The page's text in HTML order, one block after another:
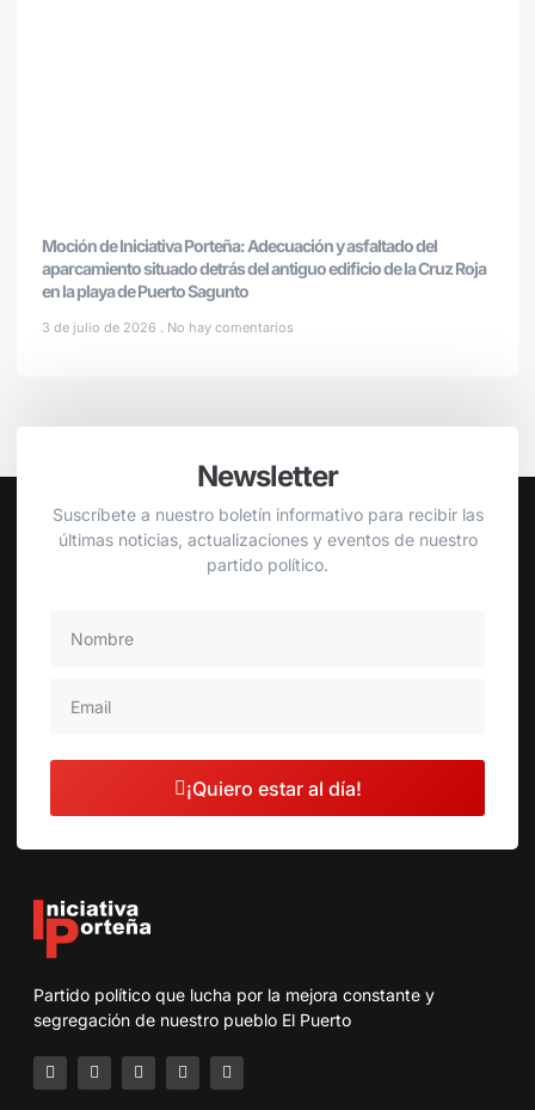
Moción de Iniciativa Porteña: Adecuación y asfaltado del
aparcamiento situado detrás del antiguo edificio de la Cruz Roja
en la playa de Puerto Sagunto
3 de julio de 2026 No hay comentarios
Newsletter
Suscríbete a nuestro boletín informativo para recibir las
últimas noticias, actualizaciones y eventos de nuestro
partido político.
¡Quiero estar al día!
Partido político que lucha por la mejora constante y
segregación de nuestro pueblo El Puerto